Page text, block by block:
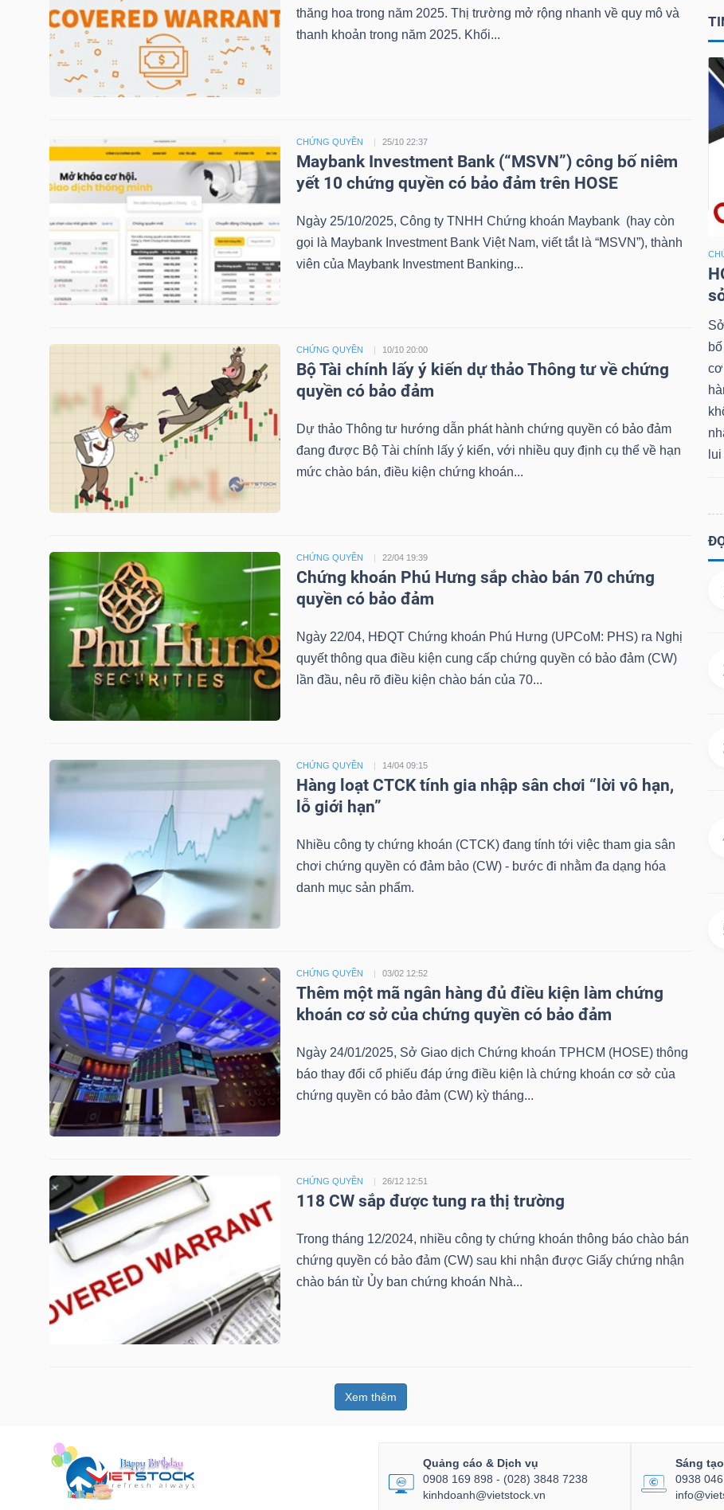
thăng hoa trong năm 2025. Thị trường mở rộng nhanh về quy mô và
thanh khoản trong năm 2025. Khối...
CHỨNG QUYỀN 25/10 22:37
Maybank Investment Bank (“MSVN”) công bố niêm
yết 10 chứng quyền có bảo đảm trên HOSE
Ngày 25/10/2025, Công ty TNHH Chứng khoán Maybank (hay còn
gọi là Maybank Investment Bank Việt Nam, viết tắt là “MSVN”), thành
viên của Maybank Investment Banking...
CHỨNG QUYỀN 10/10 20:00
Bộ Tài chính lấy ý kiến dự thảo Thông tư về chứng
quyền có bảo đảm
Dự thảo Thông tư hướng dẫn phát hành chứng quyền có bảo đảm
đang được Bộ Tài chính lấy ý kiến, với nhiều quy định cụ thể về hạn
mức chào bán, điều kiện chứng khoán...
CHỨNG QUYỀN 22/04 19:39
Chứng khoán Phú Hưng sắp chào bán 70 chứng
quyền có bảo đảm
Ngày 22/04, HĐQT Chứng khoán Phú Hưng (UPCoM: PHS) ra Nghị
quyết thông qua điều kiện cung cấp chứng quyền có bảo đảm (CW)
lần đầu, nêu rõ điều kiện chào bán của 70...
CHỨNG QUYỀN 14/04 09:15
Hàng loạt CTCK tính gia nhập sân chơi “lời vô hạn,
lỗ giới hạn”
Nhiều công ty chứng khoán (CTCK) đang tính tới việc tham gia sân
chơi chứng quyền có đảm bảo (CW) - bước đi nhằm đa dạng hóa
danh mục sản phẩm.
CHỨNG QUYỀN 03/02 12:52
Thêm một mã ngân hàng đủ điều kiện làm chứng
khoán cơ sở của chứng quyền có bảo đảm
Ngày 24/01/2025, Sở Giao dịch Chứng khoán TPHCM (HOSE) thông
báo thay đổi cổ phiếu đáp ứng điều kiện là chứng khoán cơ sở của
chứng quyền có bảo đảm (CW) kỳ tháng...
CHỨNG QUYỀN 26/12 12:51
118 CW sắp được tung ra thị trường
Trong tháng 12/2024, nhiều công ty chứng khoán thông báo chào bán
chứng quyền có bảo đảm (CW) sau khi nhận được Giấy chứng nhận
chào bán từ Ủy ban chứng khoán Nhà...
Xem thêm
cơ
Quảng cáo & Dịch vụ
0908 169 898 - (028) 3848 7238
kinhdoanh@vietstock.vn
Sáng
0938
NGÀNH
CÔNG
XUẤT
Ngành
SECTOR
NĂNG
LƯỢNG
VẬT
LIỆU
CÔNG
DÙNG
KHÔNG